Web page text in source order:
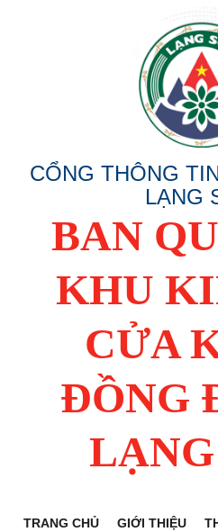
CỔNG THÔNG
LẠNG
BAN
KHU
CỬA
ĐỒNG
TRANG CHỦ GIỚI THIỆU